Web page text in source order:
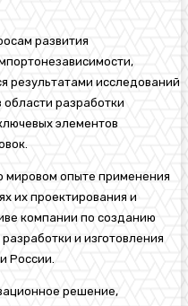
развития
результатами исследований
разработки
элементов
мировом опыте применения
их проектирования и
компании по созданию
и изготовления
России.
решение,